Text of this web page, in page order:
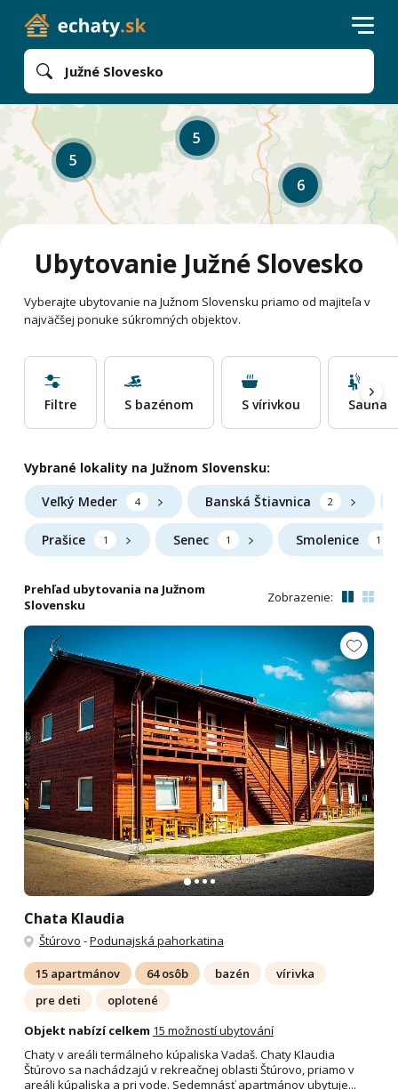
Južné Slovesko
5
5
6
Ubytovanie Južné Slovesko
Vyberajte ubytovanie na Južnom Slovensku priamo od majiteľa v
najväčšej ponuke súkromných objektov.
Filtre S bazénom S vírivkou Sauna
Vybrané lokality na Južnom Slovensku:
Veľký Meder 4 Banská Štiavnica 2
Prašice 1 Senec 1 Smolenice 1
Prehľad ubytovania na Južnom
Slovensku
Zobrazenie:
Chata Klaudia
Štúrovo -Podunajská pahorkatina
15 apartmánov 64 osôb bazén
vírivka
pre deti
oplotené
Objekt nabízí celkem 15 možností ubytování
Chaty v areáli termálneho kúpaliska Vadaš. Chaty Klaudia
Štúrovo sa nachádzajú v rekreačnej oblasti Štúrovo, priamo v
areáli kúpaliska a pri vode. Sedemnásť apartmánov ubytuje...